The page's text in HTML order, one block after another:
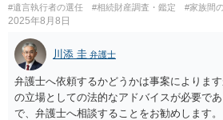
#遺言執行者の選任
#相続財産調査・鑑定 #家族間
2025年8月8日
川添 圭 弁護士
弁護士へ依頼するかどうかは事案によりま
の立場としての法的なアドバイスが必要で
で、弁護士へ相談することをお勧めします